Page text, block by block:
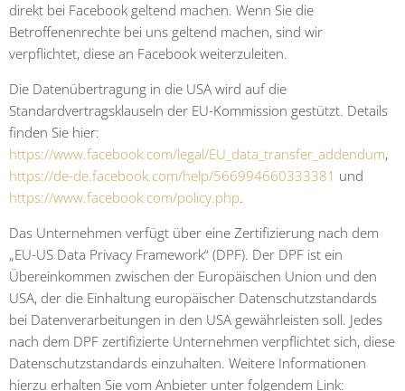
direkt bei Facebook geltend machen. Wenn Sie die
Betroffenenrechte bei uns geltend machen, sind wir
verpflichtet, diese an Facebook weiterzuleiten.
Die Datenübertragung in die USA wird auf die
Standardvertragsklauseln der EU-Kommission gestützt. Details
finden Sie hier:
https://www.facebook.com/legal/EU_data_transfer_addendum,
https://de-de.facebook.com/help/566994660333381 und
https://www.facebook.com/policy.php.
Das Unternehmen verfügt über eine Zertifizierung nach dem
„EU-US Data Privacy Framework“ (DPF). Der DPF ist ein
Übereinkommen zwischen der Europäischen Union und den
USA, der die Einhaltung europäischer Datenschutzstandards
bei Datenverarbeitungen in den USA gewährleisten soll. Jedes
nach dem DPF zertifizierte Unternehmen verpflichtet sich, diese
Datenschutzstandards einzuhalten. Weitere Informationen
hierzu erhalten Sie vom Anbieter unter folgendem Link: